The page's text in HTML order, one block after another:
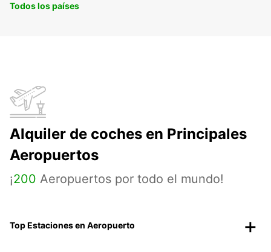
Todos los países
Alquiler de coches en Principales
Aeropuertos
¡200 Aeropuertos por todo el mundo!
Top Estaciones en Aeropuerto